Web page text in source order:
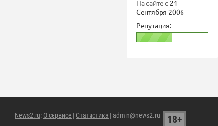
На сайте с 21
Сентября 2006
Репутация:
News2.ru: О сервисе | Статистика | admin@news2.ru 18+